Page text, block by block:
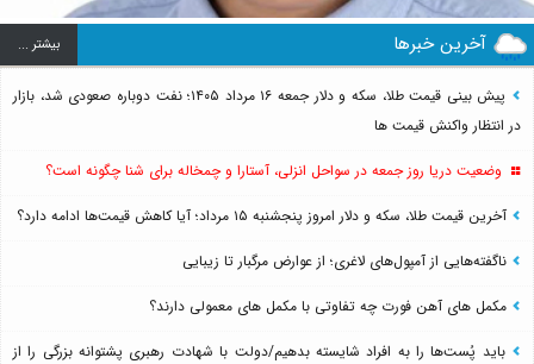
آخرین خبرها بيشتر ...
پیش بینی قیمت طلا، سکه و دلار جمعه ۱۶ مرداد ۱۴۰۵؛ نفت دوباره صعودی شد، بازار
در انتظار واکنش قیمت ها
وضعیت دریا روز جمعه در سواحل انزلی، آستارا و چمخاله برای شنا چگونه است؟
آخرین قیمت طلا، سکه و دلار امروز پنجشنبه ۱۵ مرداد؛ آیا کاهش قیمت‌ها ادامه دارد؟
ناگفته‌هایی از آمپول‌های لاغری؛ از عوارض مرگبار تا زیبایی
مکمل های آهن فورت چه تفاوتی با مکمل های معمولی دارند؟
باید پُست‌ها را به افراد شایسته بدهیم/دولت با شهادت رهبری پشتوانه بزرگی را از